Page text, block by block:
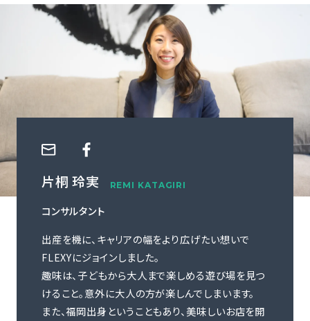
ご利用の流れ
コーディネーター紹介
イベント/マガジン
法人の方
今すぐ無料で登録 ログイン
片桐 玲実 REMI KATAGIRI
コンサルタント
出産を機に、キャリアの幅をより広げたい想いで
FLEXYにジョインしました。
趣味は、子どもから大人まで楽しめる遊び場を見つ
けること。意外に大人の方が楽しんでしまいます。
また、福岡出身ということもあり、美味しいお店を開